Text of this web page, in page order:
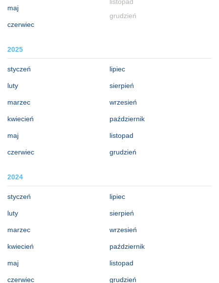
maj
czerwiec
grudzień
2025
styczeń
luty
marzec
kwiecień
maj
czerwiec
lipiec
sierpień
wrzesień
październik
listopad
grudzień
2024
styczeń
luty
marzec
kwiecień
maj
czerwiec
lipiec
sierpień
wrzesień
październik
listopad
grudzień